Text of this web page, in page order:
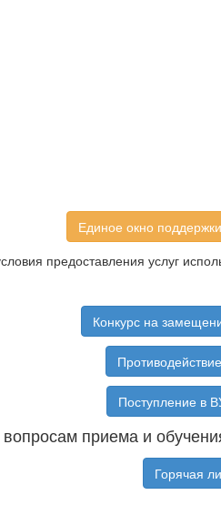
Единое окно
предоставления услуг
Конкурс на
Поступление в
приема и
Горячая